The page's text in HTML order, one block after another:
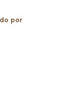
por